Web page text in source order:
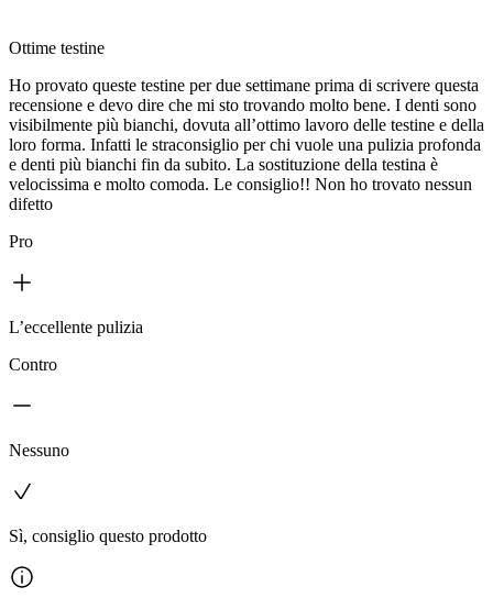
Ottime testine
Ho provato queste testine per due settimane prima di scrivere questa
recensione e devo dire che mi sto trovando molto bene. I denti sono
visibilmente più bianchi, dovuta all’ottimo lavoro delle testine e della
loro forma. Infatti le straconsiglio per chi vuole una pulizia profonda
e denti più bianchi fin da subito. La sostituzione della testina è
velocissima e molto comoda. Le consiglio!! Non ho trovato nessun
difetto
Pro
L’eccellente pulizia
Contro
Nessuno
Sì, consiglio questo prodotto